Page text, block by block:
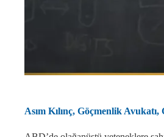
Asım Kılınç, Göçmenlik